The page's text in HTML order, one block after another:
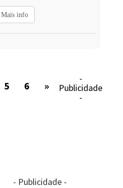
Mais info
5 6 »
-
Publicidade
-
- Publicidade -